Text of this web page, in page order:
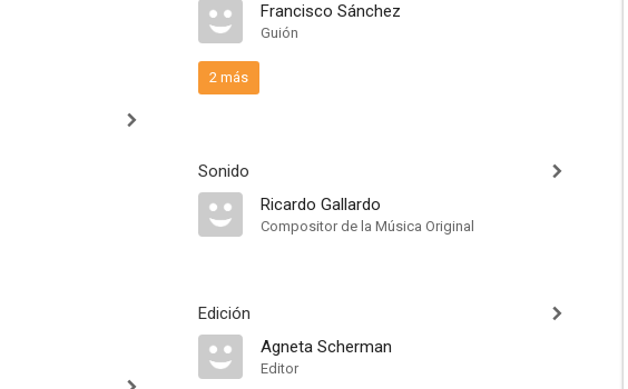
Francisco Sánchez
Guión
2 más
Sonido
Ricardo Gallardo
Compositor de la Música Original
Edición
Agneta Scherman
Editor